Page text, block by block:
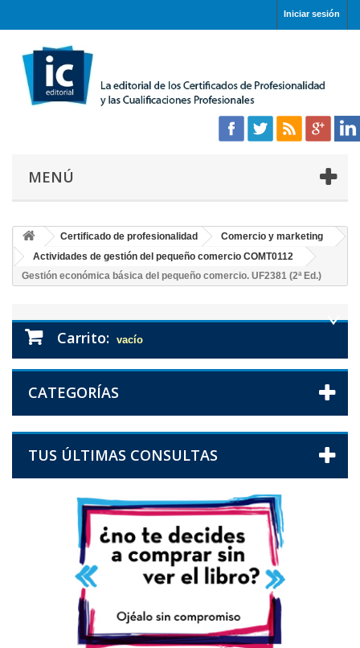
Iniciar sesión
MENÚ
Certificado de profesionalidad
Comercio y marketing
Actividades de gestión del pequeño comercio COMT0112
Gestión económica básica del pequeño comercio. UF2381 (2ª Ed.)
Carrito: vacío
CATEGORÍAS
TUS ÚLTIMAS CONSULTAS